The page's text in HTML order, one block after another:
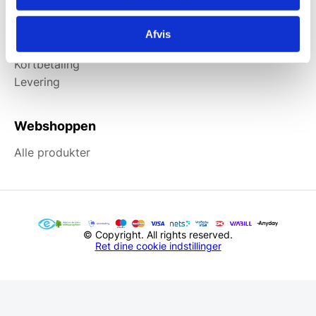
Afvis
Information
Kortbetaling
Levering
Webshoppen
Alle produkter
© Copyright. All rights reserved.
Ret dine cookie indstillinger